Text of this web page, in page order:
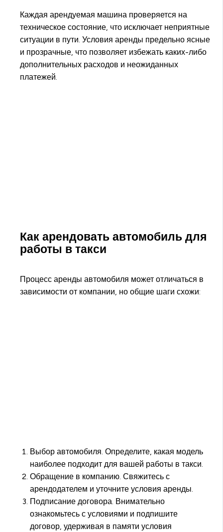
Каждая арендуемая машина проверяется на
техническое состояние, что исключает неприятные
ситуации в пути. Условия аренды предельно ясные
и прозрачные, что позволяет избежать каких-либо
дополнительных расходов и неожиданных
платежей.
Как арендовать автомобиль для
работы в такси
Процесс аренды автомобиля может отличаться в
зависимости от компании, но общие шаги схожи:
Выбор автомобиля. Определите, какая модель
наиболее подходит для вашей работы в такси.
Обращение в компанию. Свяжитесь с
арендодателем и уточните условия аренды.
Подписание договора. Внимательно
ознакомьтесь с условиями и подпишите
договор, удерживая в памяти условия